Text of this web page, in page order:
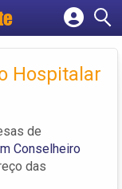
Hospitalar
de
Conselheiro
das